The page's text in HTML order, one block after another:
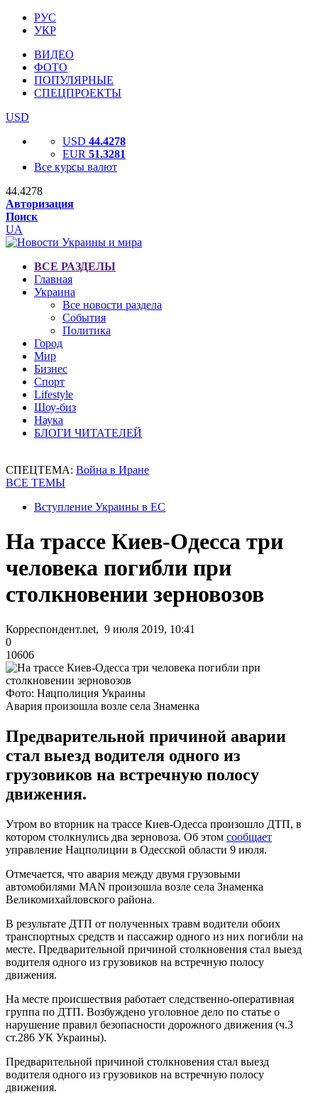
РУС
УКР
ВИДЕО
ФОТО
ПОПУЛЯРНЫЕ
СПЕЦПРОЕКТЫ
USD
USD 44.4278
EUR 51.3281
Все курсы валют
44.4278
Авторизация
Поиск
UA
ВСЕ РАЗДЕЛЫ
Главная
Украина
Все новости раздела
События
Политика
Город
Мир
Бизнес
Спорт
Lifestyle
Шоу-биз
Наука
БЛОГИ ЧИТАТЕЛЕЙ
СПЕЦТЕМА: Война в Иране
ВСЕ ТЕМЫ
Вступление Украины в ЕС
На трассе Киев-Одесса три
человека погибли при
столкновении зерновозов
Корреспондент.net, 9 июля 2019, 10:41
0
10606
Фото: Нацполиция Украины
Авария произошла возле села Знаменка
Предварительной причиной аварии
стал выезд водителя одного из
грузовиков на встречную полосу
движения.
Утром во вторник на трассе Киев-Одесса произошло ДТП, в
котором столкнулись два зерновоза. Об этом сообщает
управление Нацполиции в Одесской области 9 июля.
Отмечается, что авария между двумя грузовыми
автомобилями МАN произошла возле села Знаменка
Великомихайловского района.
В результате ДТП от полученных травм водители обоих
транспортных средств и пассажир одного из них погибли на
месте. Предварительной причиной столкновения стал выезд
водителя одного из грузовиков на встречную полосу
движения.
На месте происшествия работает следственно-оперативная
группа по ДТП. Возбуждено уголовное дело по статье о
нарушение правил безопасности дорожного движения (ч.3
ст.286 УК Украины).
Предварительной причиной столкновения стал выезд
водителя одного из грузовиков на встречную полосу
движения.